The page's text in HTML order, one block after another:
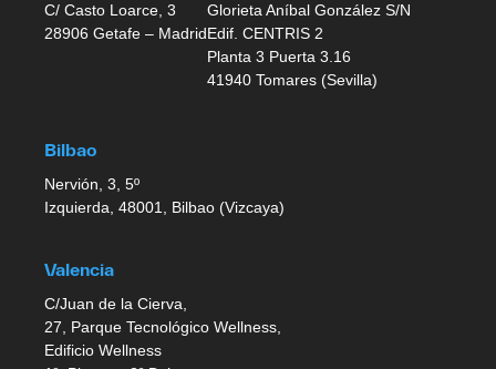
C/ Casto Loarce, 3
28906 Getafe – Madrid
Glorieta Aníbal González S/N
Edif. CENTRIS 2
Planta 3 Puerta 3.16
41940 Tomares (Sevilla)
Bilbao
Nervión, 3, 5º
Izquierda, 48001, Bilbao (Vizcaya)
Valencia
C/Juan de la Cierva,
27, Parque Tecnológico Wellness,
Edificio Wellness